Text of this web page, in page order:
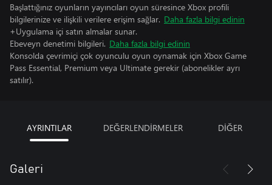
Başlattığınız oyunların yayıncıları oyun süresince Xbox profili
bilgilerinize ve ilişkili verilere erişim sağlar. Daha fazla bilgi edinin
+Uygulama içi satın almalar sunar.
Ebeveyn denetimi bilgileri. Daha fazla bilgi edinin
Konsolda çevrimiçi çok oyunculu oyun oynamak için Xbox Game
Pass Essential, Premium veya Ultimate gerekir (abonelikler ayrı
satılır).
AYRINTILAR DEĞERLENDİRMELER DİĞER
Galeri